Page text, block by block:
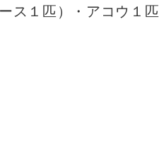
ス１匹）・アコウ１